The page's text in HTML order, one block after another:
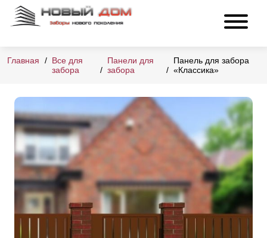
Главная
Все для
забора
Панели для
забора
Панель для забора
«Классика»